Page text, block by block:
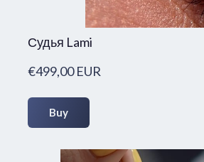
Судья Lami
€499,00 EUR
Buy